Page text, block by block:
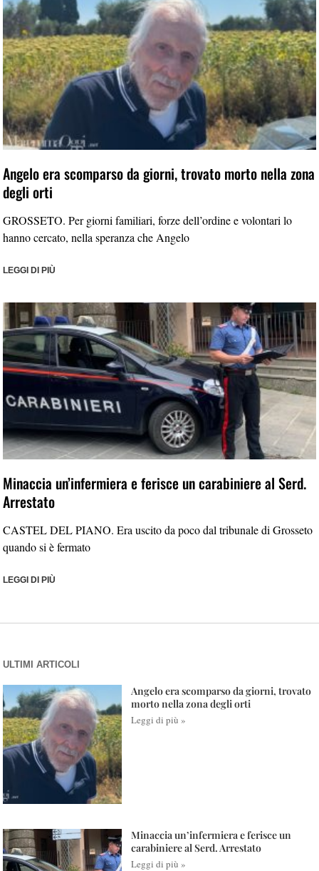
Angelo era scomparso da giorni, trovato morto nella zona
degli orti
GROSSETO. Per giorni familiari, forze dell’ordine e volontari lo
hanno cercato, nella speranza che Angelo
LEGGI DI PIÙ
Minaccia un’infermiera e ferisce un carabiniere al Serd.
Arrestato
CASTEL DEL PIANO. Era uscito da poco dal tribunale di Grosseto
quando si è fermato
LEGGI DI PIÙ
ULTIMI ARTICOLI
Angelo era scomparso da giorni, trovato
morto nella zona degli orti
Leggi di più »
Minaccia un’infermiera e ferisce un
carabiniere al Serd. Arrestato
Leggi di più »